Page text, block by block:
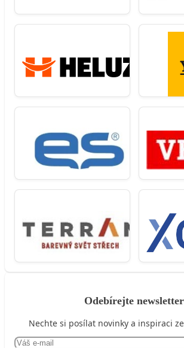
Odebírejte newsletter
Nechte si posílat novinky a inspiraci